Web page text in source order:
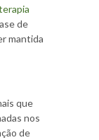
de
mantida
que
nos
de